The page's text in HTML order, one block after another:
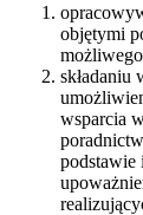
objętymi
składaniu
wsparcia
podstawie